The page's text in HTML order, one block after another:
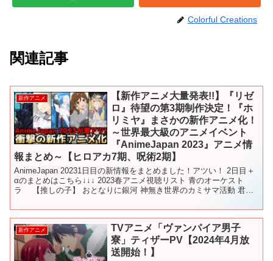
Colorful Creations
関連記事
新作アニメ
【新作アニメ大量発表!!】『リゼ
ロ』待望の第3期制作決定！『ホ
リミヤ』まさかの新作アニメ化！
～世界最大級のアニメイベント
『AnimeJapan 2023』アニメ情
報まとめ～【ヒロアカ7期、呪術2期】
AnimeJapan 20231日目の新情報をまとめました！アツい！ 2日目＋
αのまとめはこちら↓↓↓ 2023春アニメ視聴リスト 青のオーケスト
ラ 【推しの子】 おとなりに銀河 神無き世界のカミサマ活動 君は
新作アニメ
TVアニメ「ヴァンパイア男子
寮」ティザーPV【2024年4月放
送開始！】